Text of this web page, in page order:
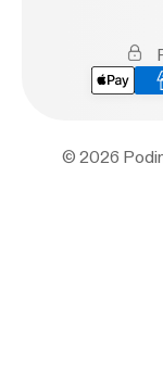
© 2026